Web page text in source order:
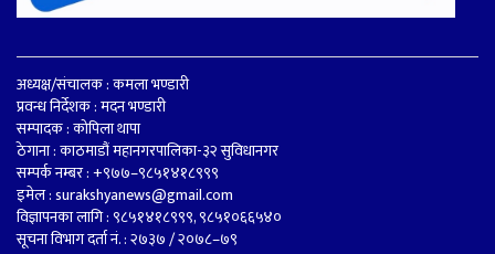
अध्यक्ष/संचालक : कमला भण्डारी
प्रवन्ध निर्देशक : मदन भण्डारी
सम्पादक : कोपिला थापा
ठेगाना : काठमाडौं महानगरपालिका-३२ सुविधानगर
सम्पर्क नम्बर : +९७७–९८५१४१८९९९
इमेल :surakshyanews@gmail.com
विज्ञापनका लागि : ९८५१४१८९९९, ९८५१०६६५४०
सूचना विभाग दर्ता नं. : २७३७ / २०७८–७९